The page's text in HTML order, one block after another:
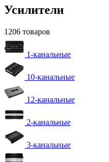
Усилители
1206 товаров
1-канальные
10-канальные
12-канальные
2-канальные
3-канальные